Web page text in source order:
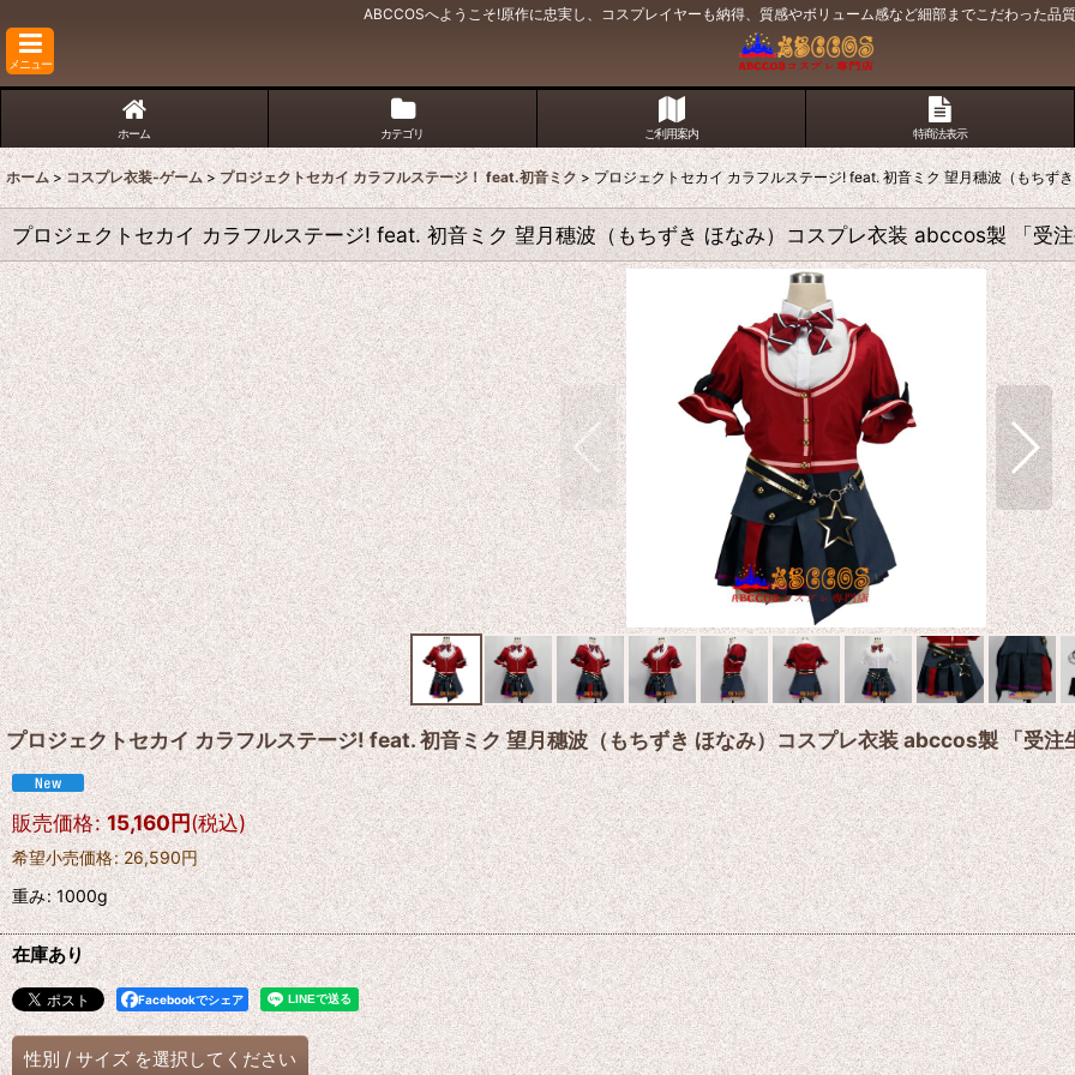
ABCCOSへようこそ!原作に忠実し、コスプレイヤーも納得、質感やボリューム感など細部までこだわった品
メニュー
ホーム カテゴリ ご利用案内 特商法表示
ホーム > コスプレ衣装-ゲーム > プロジェクトセカイ カラフルステージ！ feat.初音ミク > プロジェクトセカイ カラフルステージ! feat. 初音ミク 望月穗波（もちず
プロジェクトセカイ カラフルステージ! feat. 初音ミク 望月穗波（もちずき ほなみ）コスプレ衣装 abccos製 「受
プロジェクトセカイ カラフルステージ! feat. 初音ミク 望月穗波（もちずき ほなみ）コスプレ衣装 abccos製 「受注
販売価格: 15,160円(税込)
希望小売価格: 26,590円
重み:1000g
在庫あり
Facebookでシェア
性別 / サイズ を選択してください